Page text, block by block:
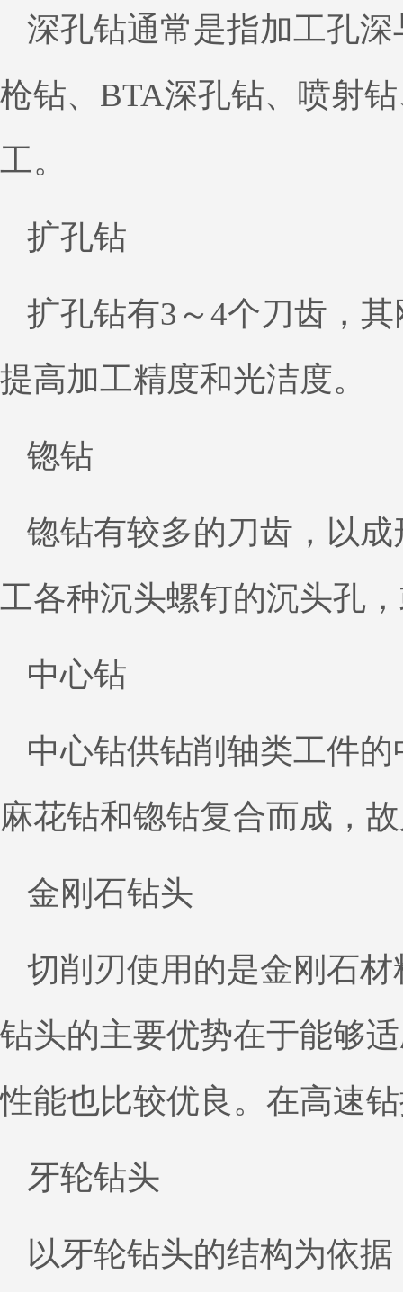
深孔钻通常是指加工孔
枪钻、BTA深孔钻、喷射
工。
扩孔钻
扩孔钻有3～4个刀齿，
提高加工精度和光洁度。
锪钻
锪钻有较多的刀齿，以
工各种沉头螺钉的沉头孔
中心钻
中心钻供钻削轴类工件
麻花钻和锪钻复合而成，
金刚石钻头
切削刃使用的是金刚石材
钻头的主要优势在于能够
性能也比较优良。在高速
牙轮钻头
以牙轮钻头的结构为依